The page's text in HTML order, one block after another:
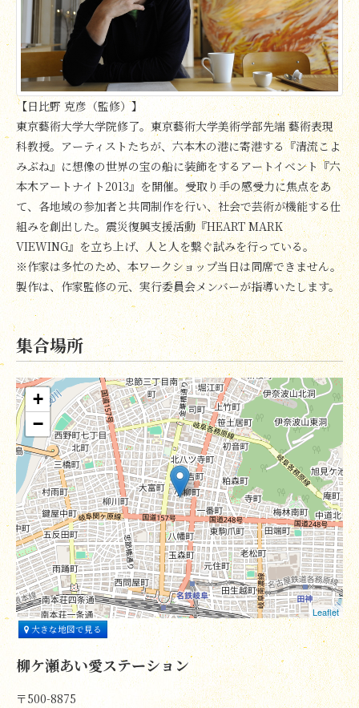
【日比野 克彦（監修）】
東京藝術大学大学院修了。東京藝術大学美術学部先端 藝術表現
科教授。アーティストたちが、六本木の港に寄港する『清流こよ
みぶね』に想像の世界の宝の船に装飾をするアートイベント『六
本木アートナイト2013』を開催。受取り手の感受力に焦点をあ
て、各地域の参加者と共同制作を行い、社会で芸術が機能する仕
組みを創出した。震災復興支援活動『HEART MARK
VIEWING』を立ち上げ、人と人を繋ぐ試みを行っている。
※作家は多忙のため、本ワークショップ当日は同席できません。
製作は、作家監修の元、実行委員会メンバーが指導いたします。
集合場所
+
−
Leaflet
大きな地図で見る
柳ケ瀬あい愛ステーション
〒500-8875